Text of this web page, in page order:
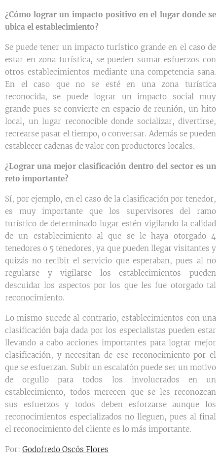
¿Cómo lograr un impacto positivo en el lugar donde se
ubica el establecimiento?
Se puede tener un impacto turístico grande en el caso de
estar en zona turística, se pueden sumar esfuerzos con
otros establecimientos mediante una competencia sana.
En el caso que no se esté en una zona turística
reconocida, se puede lograr un impacto social muy
grande pues se convierte en espacio de reunión, un hito
local, un lugar reconocible donde socializar, divertirse,
recrearse pasar el tiempo, o conversar. Además se pueden
establecer cadenas de valor con productores locales.
¿Lograr una mejor clasificación dentro del sector es un
reto importante?
Sí, por ejemplo, en el caso de la clasificación por tenedor,
es muy importante que los supervisores del ramo
turístico de determinado lugar estén vigilando la calidad
de un establecimiento al que se le haya otorgado 4
tenedores o 5 tenedores, ya que pueden llegar visitantes y
quizás no recibir el servicio que esperaban, pues al no
regularse y vigilarse los establecimientos pueden
descuidar los aspectos por los que les fue otorgado tal
reconocimiento.
Lo mismo sucede al contrario, establecimientos con una
clasificación baja dada por los especialistas pueden estar
llevando a cabo acciones importantes para lograr mejor
clasificación, y necesitan de ese reconocimiento por el
que se esfuerzan. Subir un escalafón puede ser un motivo
de orgullo para todos los involucrados en un
establecimiento, todos merecen que se les reconozcan
sus esfuerzos y todos deben esforzarse aunque los
reconocimientos especializados no lleguen, pues al final
el reconocimiento del cliente es lo más importante.
Por: Godofredo Oscós Flores